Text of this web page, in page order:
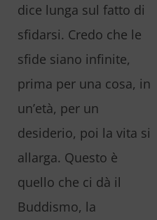
dice lunga sul fatto di
sfidarsi. Credo che le
sfide siano infinite,
prima per una cosa, in
un’età, per un
desiderio, poi la vita si
allarga. Questo è
quello che ci dà il
Buddismo, la